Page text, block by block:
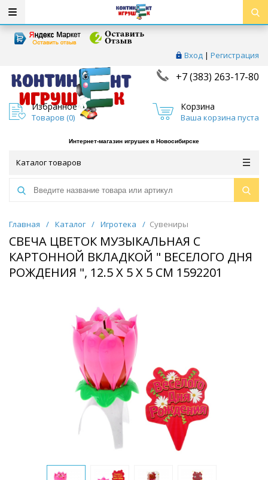
Вход | Регистрация
+7 (383) 263-17-80
Избранное
Товаров (0)
Корзина
Ваша корзина пуста
Интернет-магазин игрушек в Новосибирске
Каталог товаров
Главная / Каталог / Игротека / Сувениры
СВЕЧА ЦВЕТОК МУЗЫКАЛЬНАЯ С
КАРТОННОЙ ВКЛАДКОЙ " ВЕСЕЛОГО ДНЯ
РОЖДЕНИЯ ", 12.5 Х 5 Х 5 СМ 1592201